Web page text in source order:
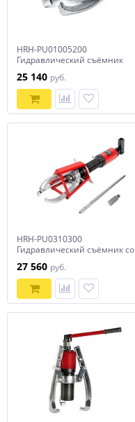
HRH-PU01005200
Гидравлический съёмник
200 мм
25 140 руб.
HRH-PU0310300
Гидравлический съёмник со
самоцентрующийся, 10 т, 20-
300 мм
27 560 руб.